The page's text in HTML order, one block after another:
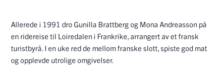
Allerede i 1991 dro Gunilla Brattberg og Mona Andreasson på
en ridereise til Loiredalen i Frankrike, arrangert av et fransk
turistbyrå. I en uke red de mellom franske slott, spiste god mat
og opplevde utrolige omgivelser.